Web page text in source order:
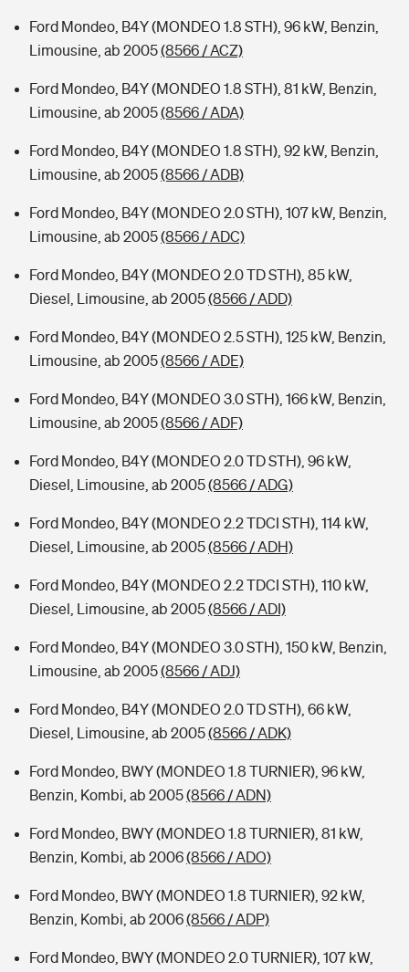
Ford Mondeo, B4Y (MONDEO 1.8 STH), 96 kW, Benzin,
Limousine, ab 2005(8566 / ACZ)
Ford Mondeo, B4Y (MONDEO 1.8 STH), 81 kW, Benzin,
Limousine, ab 2005(8566 / ADA)
Ford Mondeo, B4Y (MONDEO 1.8 STH), 92 kW, Benzin,
Limousine, ab 2005(8566 / ADB)
Ford Mondeo, B4Y (MONDEO 2.0 STH), 107 kW, Benzin,
Limousine, ab 2005(8566 / ADC)
Ford Mondeo, B4Y (MONDEO 2.0 TD STH), 85 kW,
Diesel, Limousine, ab 2005(8566 / ADD)
Ford Mondeo, B4Y (MONDEO 2.5 STH), 125 kW, Benzin,
Limousine, ab 2005(8566 / ADE)
Ford Mondeo, B4Y (MONDEO 3.0 STH), 166 kW, Benzin,
Limousine, ab 2005(8566 / ADF)
Ford Mondeo, B4Y (MONDEO 2.0 TD STH), 96 kW,
Diesel, Limousine, ab 2005(8566 / ADG)
Ford Mondeo, B4Y (MONDEO 2.2 TDCI STH), 114 kW,
Diesel, Limousine, ab 2005(8566 / ADH)
Ford Mondeo, B4Y (MONDEO 2.2 TDCI STH), 110 kW,
Diesel, Limousine, ab 2005(8566 / ADI)
Ford Mondeo, B4Y (MONDEO 3.0 STH), 150 kW, Benzin,
Limousine, ab 2005(8566 / ADJ)
Ford Mondeo, B4Y (MONDEO 2.0 TD STH), 66 kW,
Diesel, Limousine, ab 2005(8566 / ADK)
Ford Mondeo, BWY (MONDEO 1.8 TURNIER), 96 kW,
Benzin, Kombi, ab 2005(8566 / ADN)
Ford Mondeo, BWY (MONDEO 1.8 TURNIER), 81 kW,
Benzin, Kombi, ab 2006(8566 / ADO)
Ford Mondeo, BWY (MONDEO 1.8 TURNIER), 92 kW,
Benzin, Kombi, ab 2006(8566 / ADP)
Ford Mondeo, BWY (MONDEO 2.0 TURNIER), 107 kW,